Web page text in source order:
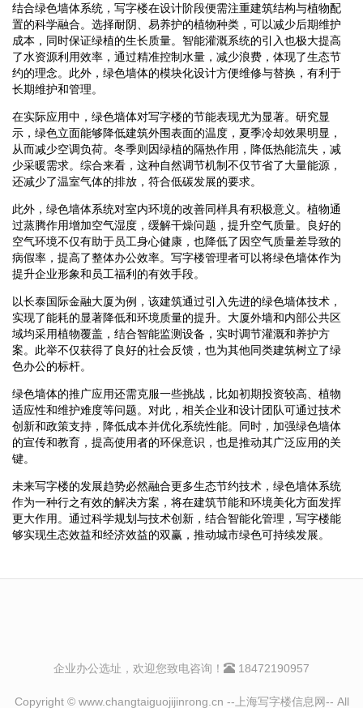
结合绿色墙体系统，写字楼在设计阶段便需注重建筑结构与植物配
置的科学融合。选择耐阴、易养护的植物种类，可以减少后期维护
成本，同时保证绿植的生长质量。智能灌溉系统的引入也极大提高
了水资源利用效率，通过精准控制水量，减少浪费，体现了生态节
约的理念。此外，绿色墙体的模块化设计方便维修与替换，有利于
长期维护和管理。
在实际应用中，绿色墙体对写字楼的节能表现尤为显著。研究显
示，绿色立面能够降低建筑外围表面的温度，夏季冷却效果明显，
从而减少空调负荷。冬季则因绿植的隔热作用，降低热能流失，减
少采暖需求。综合来看，这种自然调节机制不仅节省了大量能源，
还减少了温室气体的排放，符合低碳发展的要求。
此外，绿色墙体系统对室内环境的改善同样具有积极意义。植物通
过蒸腾作用增加空气湿度，缓解干燥问题，提升空气质量。良好的
空气环境不仅有助于员工身心健康，也降低了因空气质量差导致的
病假率，提高了整体办公效率。写字楼管理者可以将绿色墙体作为
提升企业形象和员工福利的有效手段。
以长泰国际金融大厦为例，该建筑通过引入先进的绿色墙体技术，
实现了能耗的显著降低和环境质量的提升。大厦外墙和内部公共区
域均采用植物覆盖，结合智能监测设备，实时调节灌溉和养护方
案。此举不仅获得了良好的社会反馈，也为其他同类建筑树立了绿
色办公的标杆。
绿色墙体的推广应用还需克服一些挑战，比如初期投资较高、植物
适应性和维护难度等问题。对此，相关企业和设计团队可通过技术
创新和政策支持，降低成本并优化系统性能。同时，加强绿色墙体
的宣传和教育，提高使用者的环保意识，也是推动其广泛应用的关
键。
未来写字楼的发展趋势必然融合更多生态节约技术，绿色墙体系统
作为一种行之有效的解决方案，将在建筑节能和环境美化方面发挥
更大作用。通过科学规划与技术创新，结合智能化管理，写字楼能
够实现生态效益和经济效益的双赢，推动城市绿色可持续发展。
企业办公选址，欢迎您致电咨询！ 18472190957
Copyright © www.changtaiguojijinrong.cn --上海写字楼信息网-- All